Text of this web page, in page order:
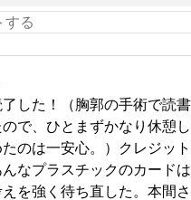
した！（胸郭の手術で読
で、ひとまずかなり休憩
のは一安心。）クレジッ
なプラスチックのカード
を強く待ち直した。本間